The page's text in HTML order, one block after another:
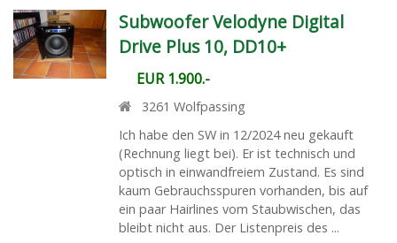
Subwoofer Velodyne Digital
Drive Plus 10, DD10+
EUR 1.900.-
3261 Wolfpassing
Ich habe den SW in 12/2024 neu gekauft
(Rechnung liegt bei). Er ist technisch und
optisch in einwandfreiem Zustand. Es sind
kaum Gebrauchsspuren vorhanden, bis auf
ein paar Hairlines vom Staubwischen, das
bleibt nicht aus. Der Listenpreis des ...